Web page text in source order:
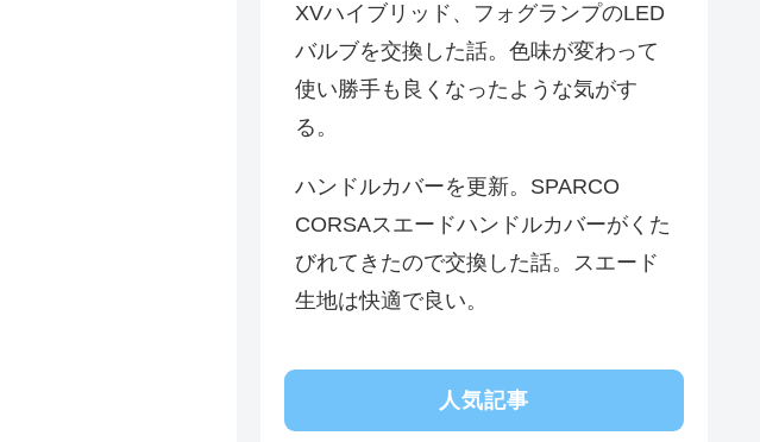
XVハイブリッド、フォグランプのLED
バルブを交換した話。色味が変わって
使い勝手も良くなったような気がす
る。
ハンドルカバーを更新。SPARCO
CORSAスエードハンドルカバーがくた
びれてきたので交換した話。スエード
生地は快適で良い。
人気記事